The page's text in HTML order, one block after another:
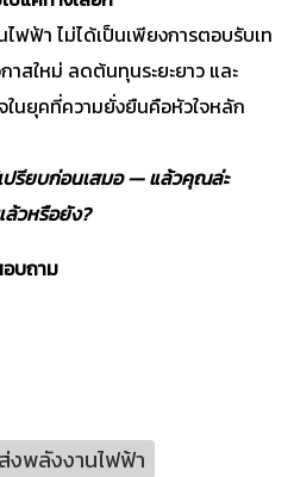
ฟฟ้า ไม่ได้เป็นเพียงการตอบรับเท
าสใหม่ ลดต้นทุนระยะยาว และ
ในยุคที่ความยั่งยืนคือหัวใจหลัก
ปรียบก่อนเสมอ — แล้วคุณล่ะ
วหรือยัง?
บถาม
งพลังงานไฟฟ้า